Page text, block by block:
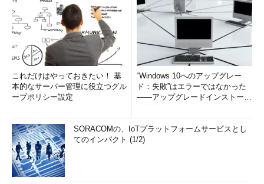
これだけはやっておきたい！ 基
本的なサーバー管理に役立つグル
ープポリシー設定
“Windows 10へのアップグレー
ド：失敗”はエラーではなかった
――アップグレードインストール
SORACOMの、IoTプラットフォームサービスとし
てのインパクト (1/2)